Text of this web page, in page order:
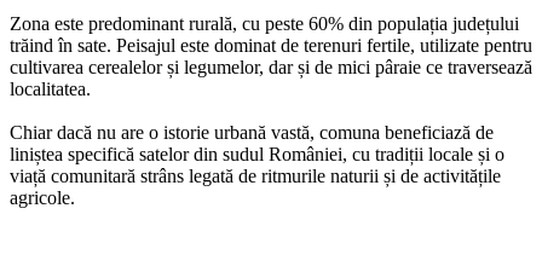
Zona este predominant rurală, cu peste 60% din populația județului
trăind în sate. Peisajul este dominat de terenuri fertile, utilizate pentru
cultivarea cerealelor și legumelor, dar și de mici pâraie ce traversează
localitatea.
Chiar dacă nu are o istorie urbană vastă, comuna beneficiază de
liniștea specifică satelor din sudul României, cu tradiții locale și o
viață comunitară strâns legată de ritmurile naturii și de activitățile
agricole.